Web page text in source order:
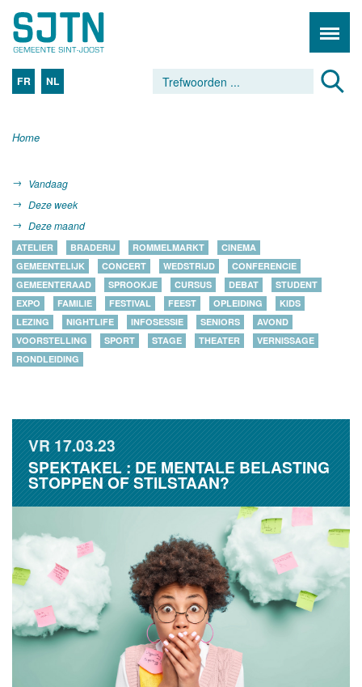
FR NL
Home
Vandaag
Deze week
Deze maand
ATELIER BRADERIJ ROMMELMARKT
CINEMA
GEMEENTELIJK
CONCERT WEDSTRIJD
CONFERENCIE
GEMEENTERAAD
SPROOKJE CURSUS DEBAT
STUDENT
EXPO
FAMILIE FESTIVAL FEEST OPLEIDING
KIDS
LEZING
NIGHTLIFE INFOSESSIE SENIORS
AVOND
VOORSTELLING
SPORT STAGE THEATER
VERNISSAGE
RONDLEIDING
VR17.03.23
SPEKTAKEL : DE MENTALE BELASTING
STOPPEN OF STILSTAAN?